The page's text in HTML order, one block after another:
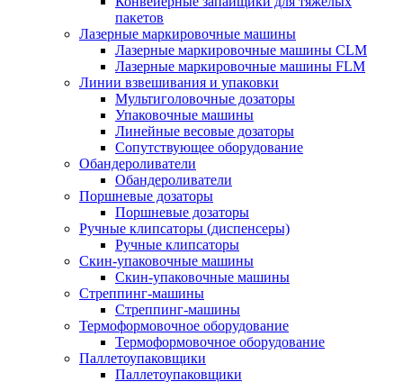
пакетов
Лазерные маркировочные машины
Лазерные маркировочные машины CLM
Лазерные маркировочные машины FLM
Линии взвешивания и упаковки
Мультиголовочные дозаторы
Упаковочные машины
Линейные весовые дозаторы
Сопутствующее оборудование
Обандероливатели
Обандероливатели
Поршневые дозаторы
Поршневые дозаторы
Ручные клипсаторы (диспенсеры)
Ручные клипсаторы
Скин-упаковочные машины
Скин-упаковочные машины
Стреппинг-машины
Стреппинг-машины
Термоформовочное оборудование
Термоформовочное оборудование
Паллетоупаковщики
Паллетоупаковщики